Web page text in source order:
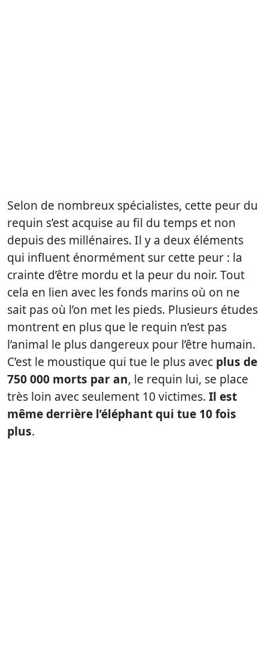
Selon de nombreux spécialistes, cette peur du
requin s’est acquise au fil du temps et non
depuis des millénaires. Il y a deux éléments
qui influent énormément sur cette peur : la
crainte d’être mordu et la peur du noir. Tout
cela en lien avec les fonds marins où on ne
sait pas où l’on met les pieds. Plusieurs études
montrent en plus que le requin n’est pas
l’animal le plus dangereux pour l’être humain.
C’est le moustique qui tue le plus avec plus de
750 000 morts par an, le requin lui, se place
très loin avec seulement 10 victimes. Il est
même derrière l’éléphant qui tue 10 fois
plus.